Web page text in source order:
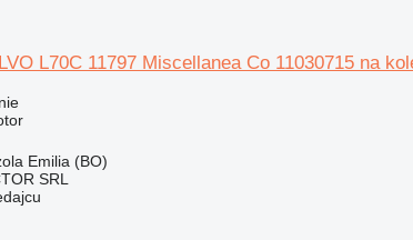
L70C 11797 Miscellanea Co 11030715 na
Emilia (BO)
SRL